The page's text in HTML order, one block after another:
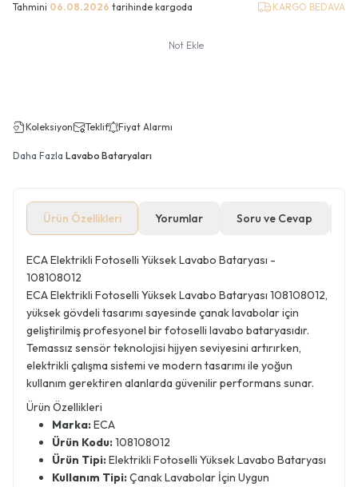
Tahmini 06.08.2026 tarihinde kargoda KARGO BEDAVA
Not Ekle
Koleksiyon Teklif Fiyat Alarmı
Daha Fazla Lavabo Bataryaları
Ürün Özellikleri Yorumlar Soru ve Cevap
ECA Elektrikli Fotoselli Yüksek Lavabo Bataryası -
108108012
ECA Elektrikli Fotoselli Yüksek Lavabo Bataryası 108108012,
yüksek gövdeli tasarımı sayesinde çanak lavabolar için
geliştirilmiş profesyonel bir fotoselli lavabo bataryasıdır.
Temassız sensör teknolojisi hijyen seviyesini artırırken,
elektrikli çalışma sistemi ve modern tasarımı ile yoğun
kullanım gerektiren alanlarda güvenilir performans sunar.
Ürün Özellikleri
Marka:ECA
Ürün Kodu:108108012
Ürün Tipi:Elektrikli Fotoselli Yüksek Lavabo Bataryası
Kullanım Tipi:Çanak Lavabolar İçin Uygun